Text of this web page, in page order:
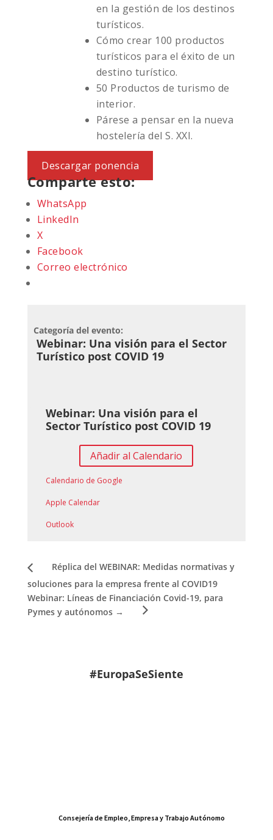
en la gestión de los destinos
turísticos.
Cómo crear 100 productos
turísticos para el éxito de un
destino turístico.
50 Productos de turismo de
interior.
Párese a pensar en la nueva
hostelería del S. XXI.
Descargar ponencia
Comparte esto:
WhatsApp
LinkedIn
X
Facebook
Correo electrónico
Categoría del evento:
Webinar: Una visión para el Sector
Turístico post COVID 19
Webinar: Una visión para el
Sector Turístico post COVID 19
Añadir al Calendario
Calendario de Google
Apple Calendar
Outlook
Réplica del WEBINAR: Medidas normativas y
soluciones para la empresa frente al COVID19
Webinar: Líneas de Financiación Covid-19, para
Pymes y autónomos→
#EuropaSeSiente
Consejería de Empleo, Empresa y Trabajo Autónomo